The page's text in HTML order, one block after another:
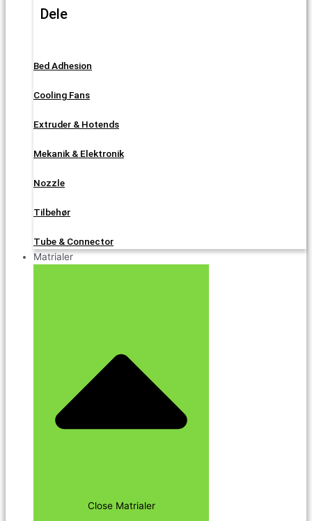
Dele
Bed Adhesion
Cooling Fans
Extruder & Hotends
Mekanik & Elektronik
Nozzle
Tilbehør
Tube & Connector
Matrialer
Close Matrialer